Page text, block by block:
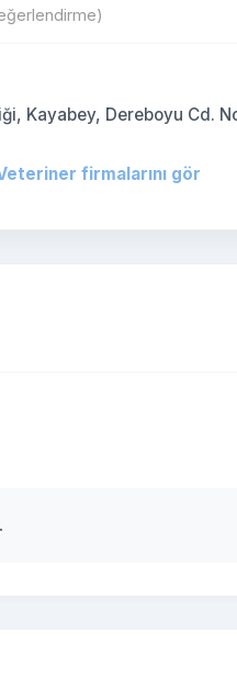
Kayabey, Dereboyu Cd.
firmalarını gör